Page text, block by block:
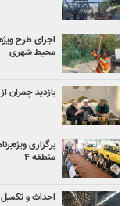
محیط شهری
بازدید چمران از
برگزاری
منطقه ۴